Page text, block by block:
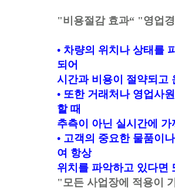
"비용절감 효과“ "영업
• 차량의 위치나 상태를
되어
시간과 비용이 절약되고
• 또한 거래처나 영업사
할 때
추측이 아닌 실시간에
• 고객의 중요한 물품이
여 항상
위치를 파악하고 있다면
"모든 사업장에 적용이